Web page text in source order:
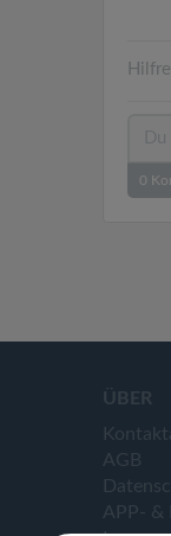
0
ÜBER
AGB
APP- &